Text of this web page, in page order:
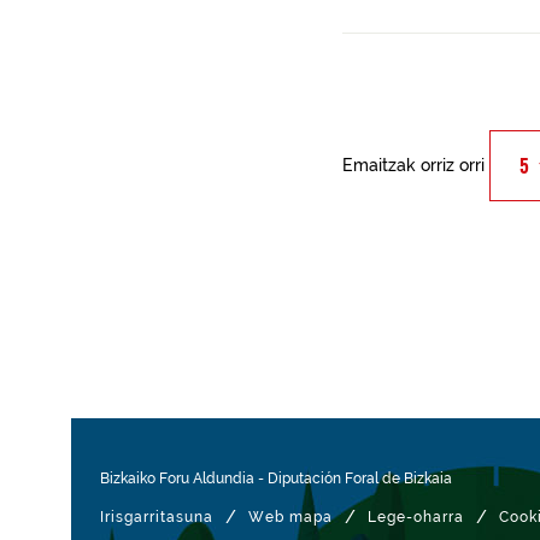
Emaitzak orriz orri
Bizkaiko Foru Aldundia - Diputación Foral de Bizkaia
Irisgarritasuna / Web mapa / Lege-oharra /